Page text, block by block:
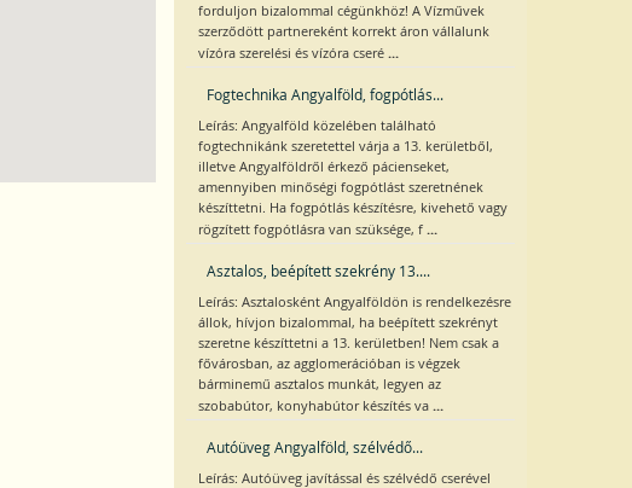
forduljon bizalommal cégünkhöz! A Vízművek
szerződött partnereként korrekt áron vállalunk
vízóra szerelési és vízóra cseré ...
Fogtechnika Angyalföld, fogpótlás...
Leírás: Angyalföld közelében található
fogtechnikánk szeretettel várja a 13. kerületből,
illetve Angyalföldről érkező pácienseket,
amennyiben minőségi fogpótlást szeretnének
készíttetni. Ha fogpótlás készítésre, kivehető vagy
rögzített fogpótlásra van szüksége, f ...
Asztalos, beépített szekrény 13....
Leírás: Asztalosként Angyalföldön is rendelkezésre
állok, hívjon bizalommal, ha beépített szekrényt
szeretne készíttetni a 13. kerületben! Nem csak a
fővárosban, az agglomerációban is végzek
bárminemű asztalos munkát, legyen az
szobabútor, konyhabútor készítés va ...
Autóüveg Angyalföld, szélvédő...
Leírás: Autóüveg javítással és szélvédő cserével